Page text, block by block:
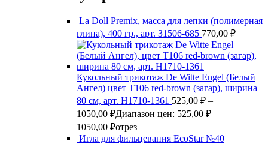
La Doll Premix, масса для лепки (полимерная
глина), 400 гр., арт. З1506-685 770,00 ₽
Кукольный трикотаж De Witte Engel (Белый
Ангел) цвет Т106 red-brown (загар), ширина
80 см, арт. Н1710-1361 525,00 ₽ –
1050,00 ₽Диапазон цен: 525,00 ₽ –
1050,00 ₽отрез
Игла для фильцевания EcoStar №40